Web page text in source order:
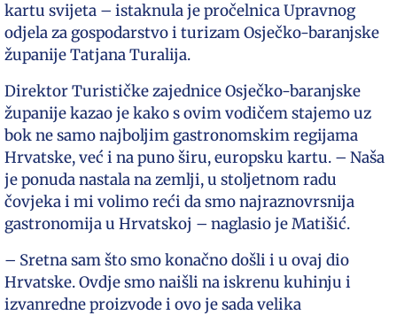
kartu svijeta – istaknula je pročelnica Upravnog
odjela za gospodarstvo i turizam Osječko-baranjske
županije Tatjana Turalija.
Direktor Turističke zajednice Osječko-baranjske
županije kazao je kako s ovim vodičem stajemo uz
bok ne samo najboljim gastronomskim regijama
Hrvatske, već i na puno širu, europsku kartu. – Naša
je ponuda nastala na zemlji, u stoljetnom radu
čovjeka i mi volimo reći da smo najraznovrsnija
gastronomija u Hrvatskoj – naglasio je Matišić.
– Sretna sam što smo konačno došli i u ovaj dio
Hrvatske. Ovdje smo naišli na iskrenu kuhinju i
izvanredne proizvode i ovo je sada velika